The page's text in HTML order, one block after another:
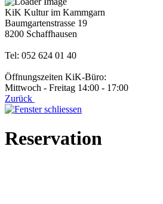
KiK Kultur im Kammgarn
Baumgartenstrasse 19
8200 Schaffhausen
Tel: 052 624 01 40
Öffnungszeiten KiK-Büro:
Mittwoch - Freitag 14:00 - 17:00
Zurück
Reservation